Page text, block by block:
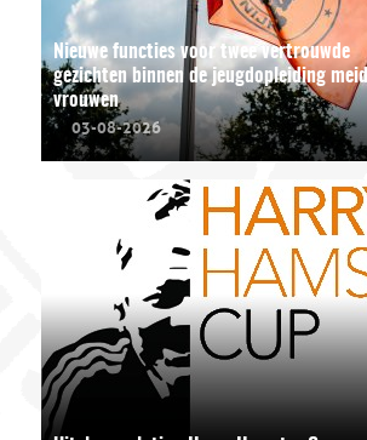
Nieuwe functies voor twee vertrouwde
gezichten binnen de jeugdopleiding
vrouwen
03-08-2026